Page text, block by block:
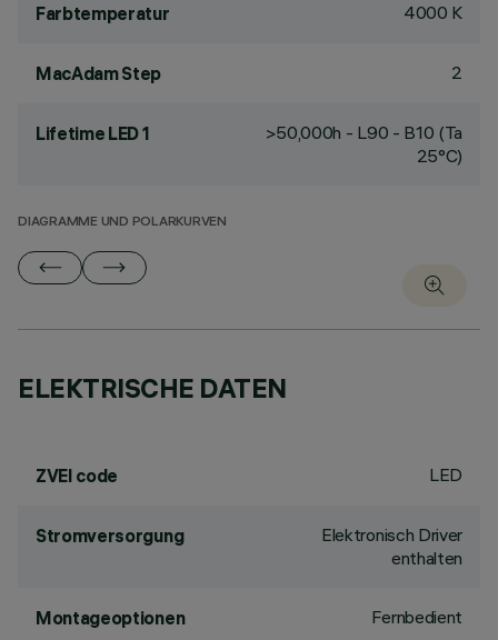
Farbtemperatur 4000 K
MacAdam Step 2
Lifetime LED 1
>50,000h - L90 - B10 (Ta
25°C)
DIAGRAMME UND POLARKURVEN
ELEKTRISCHE DATEN
ZVEI code LED
Stromversorgung
Elektronisch Driver
enthalten
Montageoptionen Fernbedient